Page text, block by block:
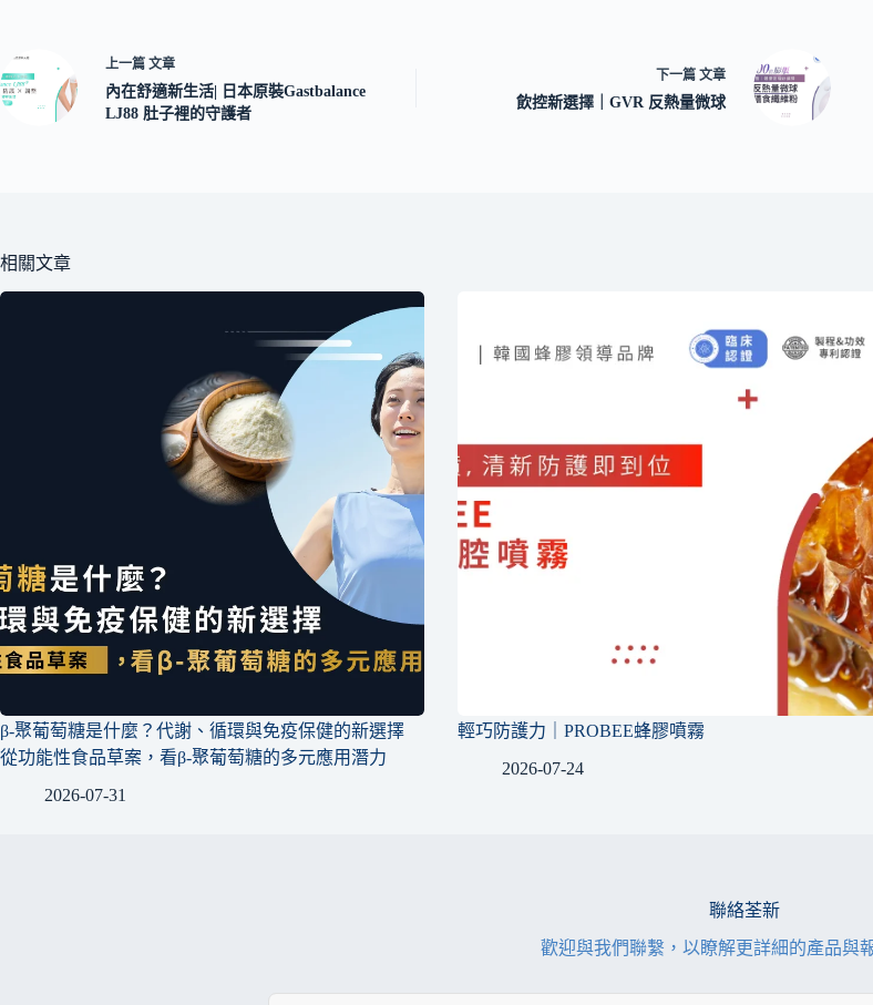
上一篇 文章
內在舒適新生活| 日本原裝Gastbalance
LJ88 肚子裡的守護者
下一篇 文章
飲控新選擇｜GVR 反熱量微球
相關文章
β-聚葡萄糖是什麼？代謝、循環與免疫保健的新選擇
從功能性食品草案，看β-聚葡萄糖的多元應用潛力
2026-07-31
輕巧防護力｜PROBEE蜂膠噴霧
2026-07-24
聯絡荃新
歡迎與我們聯繫，以瞭解更詳細的產品與